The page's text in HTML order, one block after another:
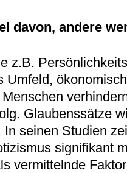
davon, andere
z.B.
Umfeld,
Glaubenssätze
seinen Studien
signifikant
vermittelnde